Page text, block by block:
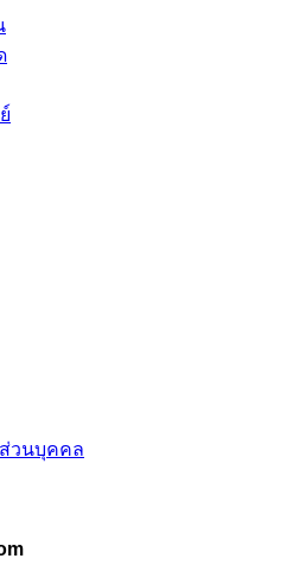
วนบุคคล